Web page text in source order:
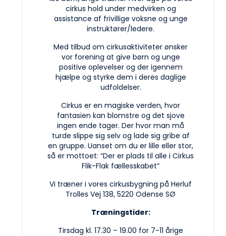
cirkus hold under medvirken og
assistance af frivillige voksne og unge
instruktører/ledere.
Med tilbud om cirkusaktiviteter ønsker
vor forening at give børn og unge
positive oplevelser og der igennem
hjælpe og styrke dem i deres daglige
udfoldelser.
Cirkus er en magiske verden, hvor
fantasien kan blomstre og det sjove
ingen ende tager. Der hvor man må
turde slippe sig selv og lade sig gribe af
en gruppe. Uanset om du er lille eller stor,
så er mottoet: “Der er plads til alle i Cirkus
Flik-Flak fællesskabet”
Vi træner i vores cirkusbygning på Herluf
Trolles Vej 138, 5220 Odense SØ
Træningstider:
Tirsdag kl. 17.30 – 19.00 for 7-11 årige